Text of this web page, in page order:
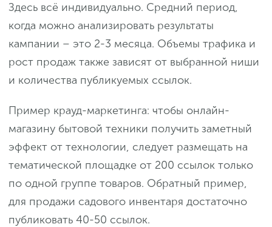
Здесь всё индивидуально. Средний период,
когда можно анализировать результаты
кампании – это 2-3 месяца. Объемы трафика и
рост продаж также зависят от выбранной ниши
и количества публикуемых ссылок.
Пример крауд-маркетинга: чтобы онлайн-
магазину бытовой техники получить заметный
эффект от технологии, следует размещать на
тематической площадке от 200 ссылок только
по одной группе товаров. Обратный пример,
для продажи садового инвентаря достаточно
публиковать 40-50 ссылок.